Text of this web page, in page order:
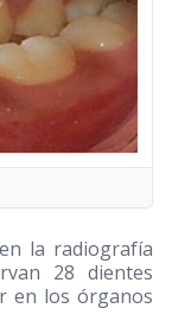
la radiografía
28 dientes
en los órganos